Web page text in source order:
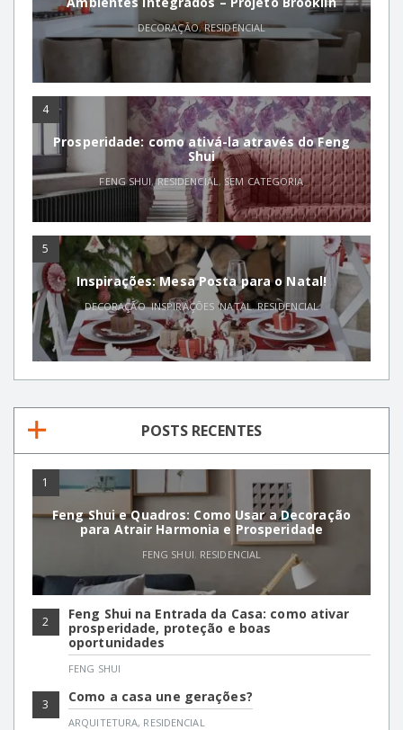
DECORAÇÃO,RESIDENCIAL
4
Prosperidade: como ativá-la através do Feng
Shui
FENG SHUI,RESIDENCIAL ,SEM CATEGORIA
5
Inspirações: Mesa Posta para o Natal!
DECORAÇÃO,INSPIRAÇÕES ,NATAL,RESIDENCIAL
POSTS RECENTES
1
Feng Shui e Quadros: Como Usar a Decoração
para Atrair Harmonia e Prosperidade
FENG SHUI, RESIDENCIAL
2
Feng Shui na Entrada da Casa: como ativar
prosperidade, proteção e boas
oportunidades
FENG SHUI
3 Como a casa une gerações?
ARQUITETURA, RESIDENCIAL